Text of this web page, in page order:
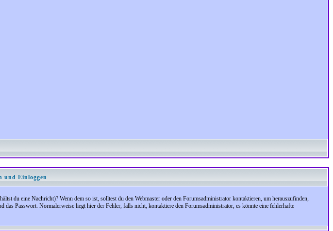
und Einloggen
du eine Nachricht)? Wenn dem so ist, solltest du den Webmaster oder den Forumsadministrator kontaktieren, um herauszufinden,
Passwort. Normalerweise liegt hier der Fehler, falls nicht, kontaktiere den Forumsadministrator, es könnte eine fehlerhafte